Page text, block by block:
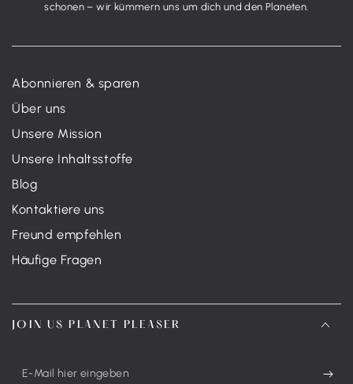
schonen – wir kümmern uns um dich und den Planeten.
Abonnieren & sparen
Über uns
Unsere Mission
Unsere Inhaltsstoffe
Blog
Kontaktiere uns
Freund empfehlen
Häufige Fragen
JOIN US PLANET PLEASER
E-